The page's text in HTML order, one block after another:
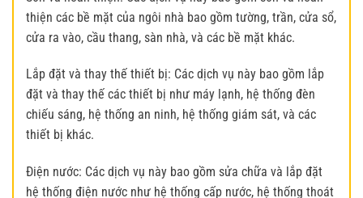
thiện các bề mặt của ngôi nhà bao gồm tường, trần, cửa sổ,
cửa ra vào, cầu thang, sàn nhà, và các bề mặt khác.
Lắp đặt và thay thế thiết bị: Các dịch vụ này bao gồm lắp
đặt và thay thế các thiết bị như máy lạnh, hệ thống đèn
chiếu sáng, hệ thống an ninh, hệ thống giám sát, và các
thiết bị khác.
Điện nước: Các dịch vụ này bao gồm sửa chữa và lắp đặt
hệ thống điện nước như hệ thống cấp nước, hệ thống thoát